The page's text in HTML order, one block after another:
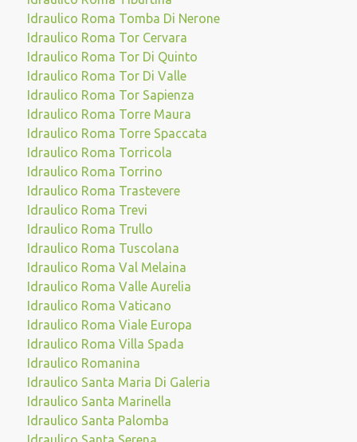
Idraulico Roma Tomba Di Nerone
Idraulico Roma Tor Cervara
Idraulico Roma Tor Di Quinto
Idraulico Roma Tor Di Valle
Idraulico Roma Tor Sapienza
Idraulico Roma Torre Maura
Idraulico Roma Torre Spaccata
Idraulico Roma Torricola
Idraulico Roma Torrino
Idraulico Roma Trastevere
Idraulico Roma Trevi
Idraulico Roma Trullo
Idraulico Roma Tuscolana
Idraulico Roma Val Melaina
Idraulico Roma Valle Aurelia
Idraulico Roma Vaticano
Idraulico Roma Viale Europa
Idraulico Roma Villa Spada
Idraulico Romanina
Idraulico Santa Maria Di Galeria
Idraulico Santa Marinella
Idraulico Santa Palomba